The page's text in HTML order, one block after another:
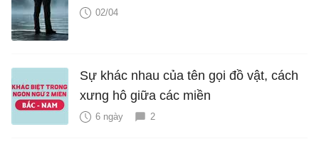
02/04
Sự khác nhau của tên gọi đồ vật, cách
xưng hô giữa các miền
6 ngày 2